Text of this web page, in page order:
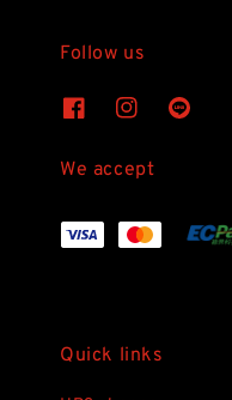
Follow us
We accept
Quick links